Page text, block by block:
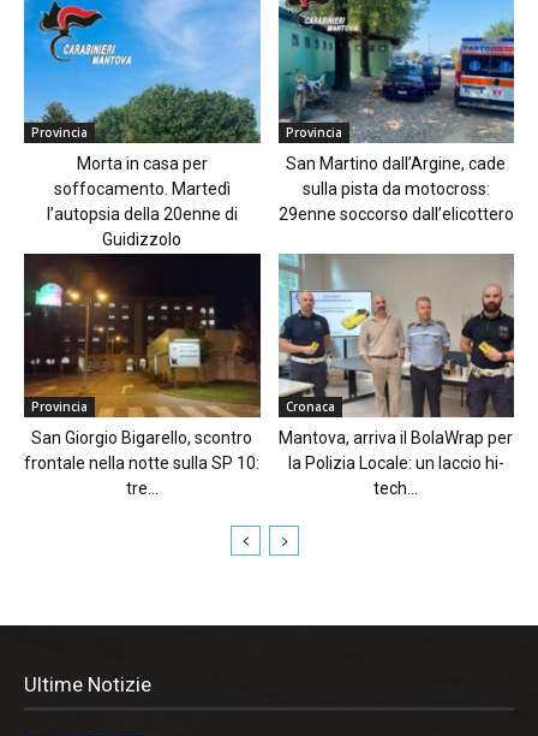
Provincia
Morta in casa per
soffocamento. Martedì
l’autopsia della 20enne di
Guidizzolo
Provincia
San Martino dall’Argine, cade
sulla pista da motocross:
29enne soccorso dall’elicottero
Provincia
San Giorgio Bigarello, scontro
frontale nella notte sulla SP 10:
tre...
Cronaca
Mantova, arriva il BolaWrap per
la Polizia Locale: un laccio hi-
tech...
Ultime Notizie